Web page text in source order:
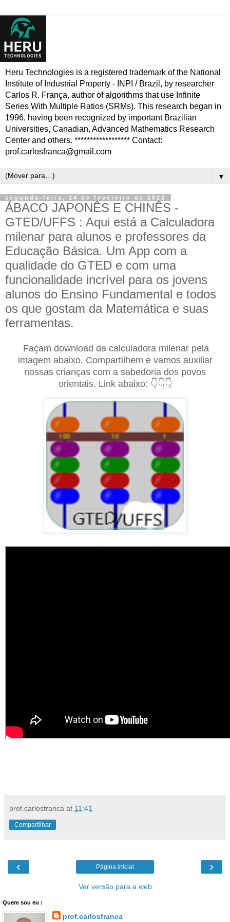
Heru Technologies is a registered trademark of the National
Institute of Industrial Property - INPI / Brazil, by researcher
Carlos R. França, author of algorithms that use Infinite
Series With Multiple Ratios (SRMs). This research began in
1996, having been recognized by important Brazilian
Universities, Canadian, Advanced Mathematics Research
Center and others. ****************** Contact:
prof.carlosfranca@gmail.com
▼
segunda-feira, 14 de fevereiro de 2022
ÁBACO JAPONÊS E CHINÊS -
GTED/UFFS : Aqui está a Calculadora
milenar para alunos e professores da
Educação Básica. Um App com a
qualidade do GTED e com uma
funcionalidade incrível para os jovens
alunos do Ensino Fundamental e todos
os que gostam da Matemática e suas
ferramentas.
Façam download da calculadora milenar pela
imagem abaixo. Compartilhem e vamos auxiliar
nossas crianças com a sabedoria dos povos
orientais. Link abaixo: 👇👇👇
prof.carlosfranca at 11:41
Compartilhar
‹ ›
Página inicial
Ver versão para a web
Quem sou eu :
prof.carlosfranca